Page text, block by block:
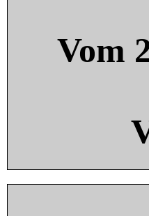
Vom